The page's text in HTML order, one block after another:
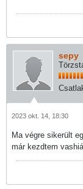
sepy
2023 okt. 14, 18:30
Ma végre sikerült
már kezdtem